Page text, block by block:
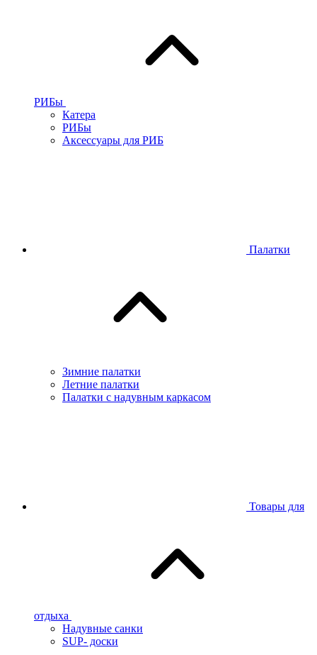
РИБы
Катера
РИБы
Аксессуары для РИБ
Палатки
Зимние палатки
Летние палатки
Палатки с надувным каркасом
Товары для
отдыха
Надувные санки
SUP- доски